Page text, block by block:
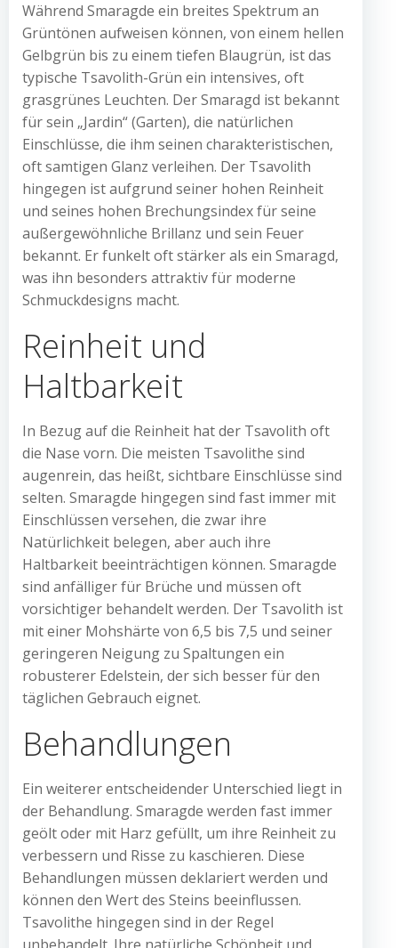
Während Smaragde ein breites Spektrum an
Grüntönen aufweisen können, von einem hellen
Gelbgrün bis zu einem tiefen Blaugrün, ist das
typische Tsavolith-Grün ein intensives, oft
grasgrünes Leuchten. Der Smaragd ist bekannt
für sein „Jardin“ (Garten), die natürlichen
Einschlüsse, die ihm seinen charakteristischen,
oft samtigen Glanz verleihen. Der Tsavolith
hingegen ist aufgrund seiner hohen Reinheit
und seines hohen Brechungsindex für seine
außergewöhnliche Brillanz und sein Feuer
bekannt. Er funkelt oft stärker als ein Smaragd,
was ihn besonders attraktiv für moderne
Schmuckdesigns macht.
Reinheit und
Haltbarkeit
In Bezug auf die Reinheit hat der Tsavolith oft
die Nase vorn. Die meisten Tsavolithe sind
augenrein, das heißt, sichtbare Einschlüsse sind
selten. Smaragde hingegen sind fast immer mit
Einschlüssen versehen, die zwar ihre
Natürlichkeit belegen, aber auch ihre
Haltbarkeit beeinträchtigen können. Smaragde
sind anfälliger für Brüche und müssen oft
vorsichtiger behandelt werden. Der Tsavolith ist
mit einer Mohshärte von 6,5 bis 7,5 und seiner
geringeren Neigung zu Spaltungen ein
robusterer Edelstein, der sich besser für den
täglichen Gebrauch eignet.
Behandlungen
Ein weiterer entscheidender Unterschied liegt in
der Behandlung. Smaragde werden fast immer
geölt oder mit Harz gefüllt, um ihre Reinheit zu
verbessern und Risse zu kaschieren. Diese
Behandlungen müssen deklariert werden und
können den Wert des Steins beeinflussen.
Tsavolithe hingegen sind in der Regel